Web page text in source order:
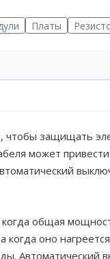
Платы
защищать
может
общая
оно
Автоматический